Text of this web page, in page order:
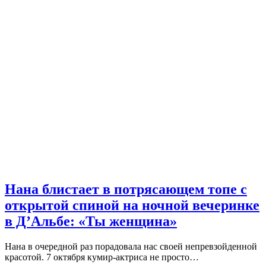
Нана блистает в потрясающем топе с
открытой спиной на ночной вечеринке
в Д’Альбе: «Ты женщина»
Нана в очередной раз порадовала нас своей непревзойденной
красотой. 7 октября кумир-актриса не просто…